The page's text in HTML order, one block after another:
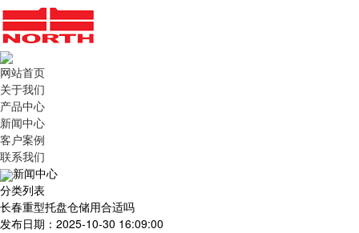
网站首页
关于我们
产品中心
新闻中心
客户案例
联系我们
新闻中心
分类列表
长春重型托盘仓储用合适吗
发布日期：2025-10-30 16:09:00